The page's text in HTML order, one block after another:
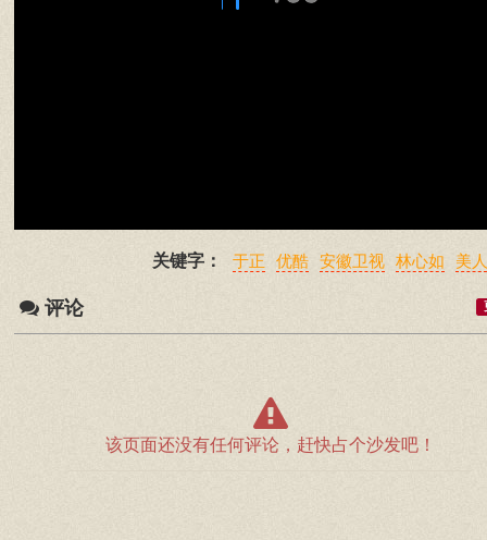
关键字： 于正 优酷 安徽卫视 林心如 美
评论
该页面还没有任何评论，赶快占个沙发吧！